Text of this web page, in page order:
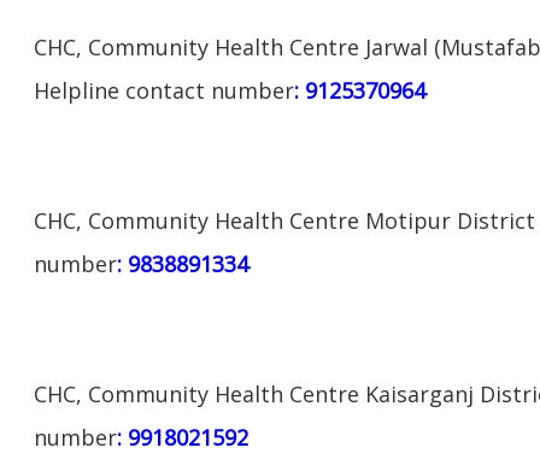
CHC, Community Health Centre Jarwal
Helpline contact number: 9125370964
CHC, Community Health Centre Motipur
number: 9838891334
CHC, Community Health Centre Kaisarganj
number: 9918021592